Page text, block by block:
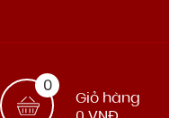
0
Giỏ hàng